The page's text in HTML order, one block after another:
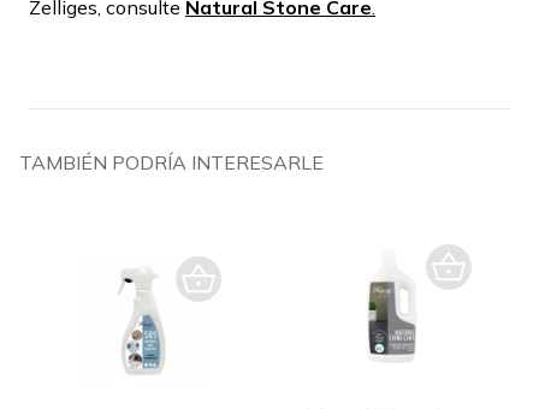
Zelliges, consulte Natural Stone Care
TAMBIÉN PODRÍA INTERESARLE